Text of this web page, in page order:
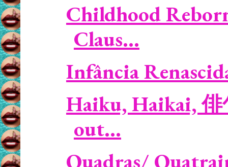
Childhood
Claus...
Infância
Haiku, Haikai,
out...
Quadras/